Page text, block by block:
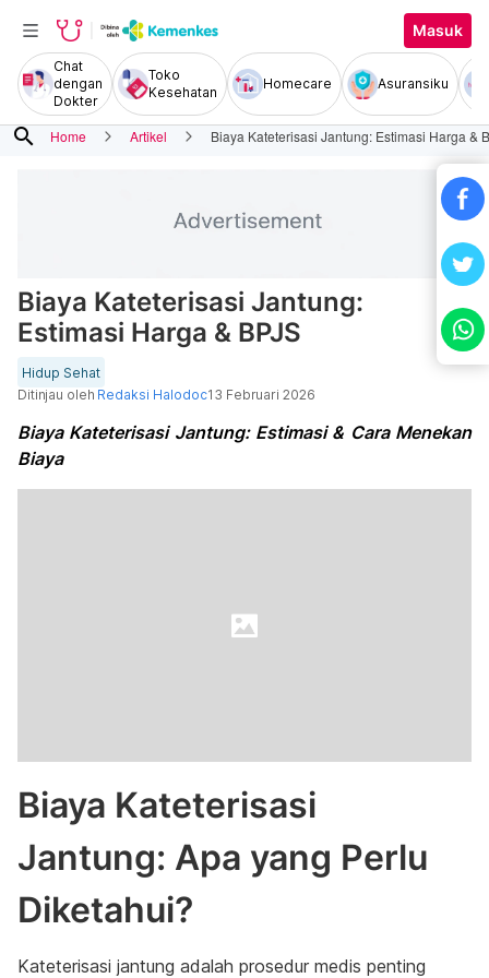
Masuk
Chat
dengan
Dokter
Toko
Kesehatan
Homecare Asuransiku
search Home Artikel Biaya Kateterisasi Jantung: Estimasi Harga &
Biaya Kateterisasi Jantung:
Estimasi Harga & BPJS
Hidup Sehat
Ditinjau oleh Redaksi Halodoc13 Februari 2026
Biaya Kateterisasi Jantung: Estimasi & Cara Menekan
Biaya
Biaya Kateterisasi
Jantung: Apa yang Perlu
Diketahui?
Kateterisasi jantung adalah prosedur medis penting